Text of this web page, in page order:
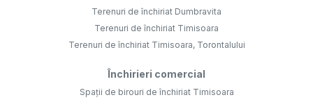
Terenuri de închiriat Dumbravita
Terenuri de închiriat Timisoara
Terenuri de închiriat Timisoara, Torontalului
Închirieri comercial
Spații de birouri de închiriat Timisoara